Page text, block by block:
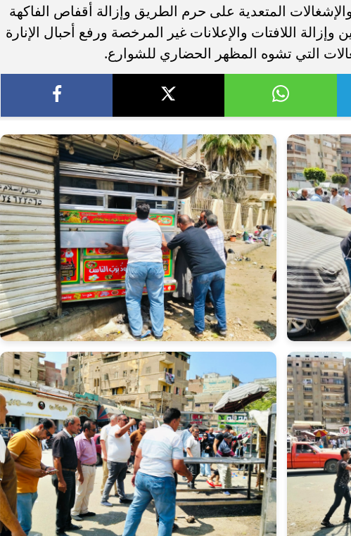
المتعدية على حرم الطريق وإزالة أقفاص الفاكهة
اللافتات والإعلانات غير المرخصة ورفع أحبال الإنارة
التي تشوه المظهر الحضاري للشوارع.